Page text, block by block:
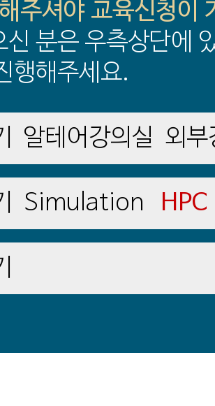
주셔야 교육신청이
신 분은 우측상단에
행해주세요.
알테어강의실 외부
Simulation HPC